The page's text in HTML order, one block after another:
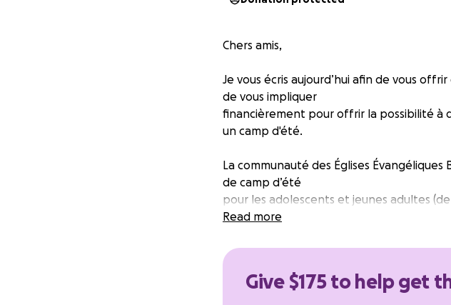
Chers amis,
Je vous écris aujourd’hui afin de vous
de vous impliquer
financièrement pour offrir la possibilité à
un camp d'été.
La communauté des Églises
de camp d’été
pour les adolescents et jeunes adultes (de
dans un petit
des réseaux sociaux.
Dieu. La plupart des
Read more
Give $175 to help get